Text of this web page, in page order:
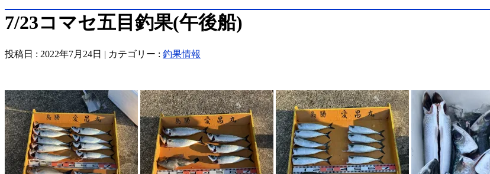
7/23コマセ五目釣果(午後船)
投稿日 : 2022年7月24日 | カテゴリー : 釣果情報